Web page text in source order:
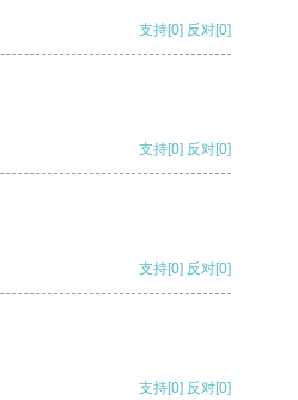
支持[0] 反对[0]
支持[0] 反对[0]
支持[0] 反对[0]
支持[0] 反对[0]